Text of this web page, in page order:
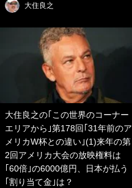
大住良之
大住良之の｢この世界のコーナー
エリアから｣第178回｢31年前のア
メリカW杯との違い｣(1)来年の第
2回アメリカ大会の放映権料は
｢60倍｣の6000億円、日本が払う
｢割り当て金｣は？